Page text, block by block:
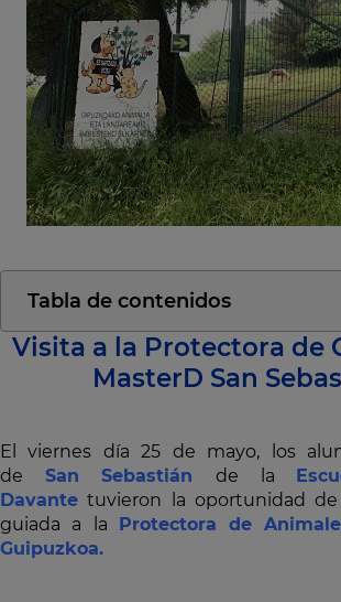
Tabla de contenidos
Visita a la Protectora de
MasterD San
El viernes día 25 de mayo, los
de San Sebastián de la
Davante tuvieron la oportunidad
guiada a la Protectora de
Guipuzkoa.